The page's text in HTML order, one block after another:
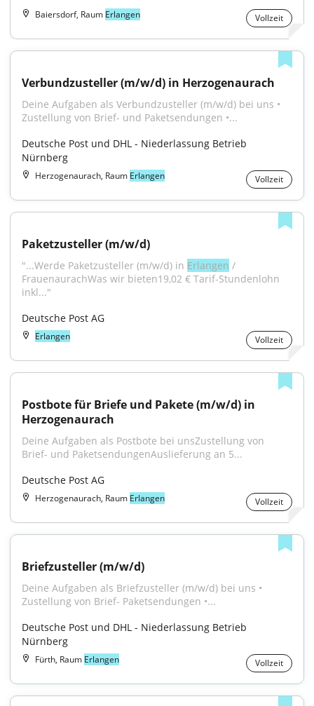
Baiersdorf, Raum Erlangen Vollzeit
Verbundzusteller (m/w/d) in Herzogenaurach
Deine Aufgaben als Verbundzusteller (m/w/d) bei uns •
Zustellung von Brief- und Paketsendungen •...
Deutsche Post und DHL - Niederlassung Betrieb
Nürnberg
Herzogenaurach, Raum Erlangen Vollzeit
Paketzusteller (m/w/d)
"...Werde Paketzusteller (m/w/d) in Erlangen /
FrauenaurachWas wir bieten19,02 € Tarif-Stundenlohn
inkl..."
Deutsche Post AG
Erlangen Vollzeit
Postbote für Briefe und Pakete (m/w/d) in
Herzogenaurach
Deine Aufgaben als Postbote bei unsZustellung von
Brief- und PaketsendungenAuslieferung an 5...
Deutsche Post AG
Herzogenaurach, Raum Erlangen Vollzeit
Briefzusteller (m/w/d)
Deine Aufgaben als Briefzusteller (m/w/d) bei uns •
Zustellung von Brief- Paketsendungen •...
Deutsche Post und DHL - Niederlassung Betrieb
Nürnberg
Fürth, Raum Erlangen Vollzeit